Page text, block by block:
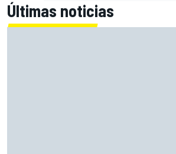
Últimas noticias